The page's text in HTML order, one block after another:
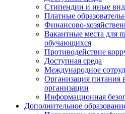
Стипендии и иные
Платные
Финансово-
Вакантные места для
обучающихся
Противодействие
Доступная среда
Международное
Организация питания
организации
Информационная
Дополнительное